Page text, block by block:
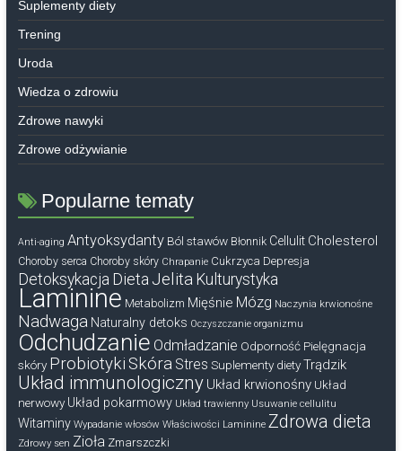
Suplementy diety
Trening
Uroda
Wiedza o zdrowiu
Zdrowe nawyki
Zdrowe odżywianie
Popularne tematy
Anti-aging Antyoksydanty Ból stawów Błonnik Cellulit Cholesterol
Choroby serca Choroby skóry Chrapanie Cukrzyca Depresja
Detoksykacja Dieta Jelita Kulturystyka
Laminine Metabolizm Mięśnie Mózg Naczynia krwionośne
Nadwaga Naturalny detoks Oczyszczanie organizmu
Odchudzanie Odmładzanie Odporność Pielęgnacja
skóry Probiotyki Skóra Stres Suplementy diety Trądzik
Układ immunologiczny Układ krwionośny Układ
nerwowy Układ pokarmowy Układ trawienny Usuwanie cellulitu
Witaminy Wypadanie włosów Właściwości Laminine Zdrowa dieta
Zdrowy sen Zioła Zmarszczki